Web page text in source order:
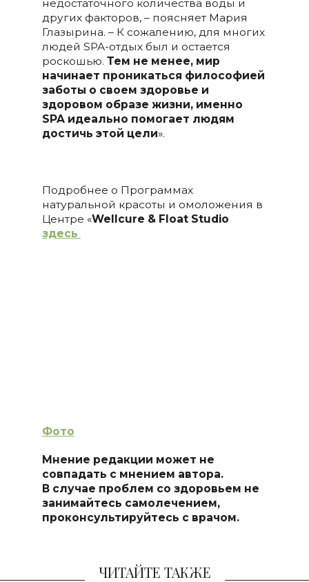
недостаточного количества воды и
других факторов, – поясняет Мария
Глазырина. – К сожалению, для многих
людей SPA-отдых был и остается
роскошью. Тем не менее, мир
начинает проникаться философией
заботы о своем здоровье и
здоровом образе жизни, именно
SPA идеально помогает людям
достичь этой цели».
Подробнее о Программах
натуральной красоты и омоложения в
Центре «Wellcure & Float Studio
здесь
Фото
Мнение редакции может не
совпадать с мнением автора.
В случае проблем со здоровьем не
занимайтесь самолечением,
проконсультируйтесь с врачом.
ЧИТАЙТЕ ТАКЖЕ